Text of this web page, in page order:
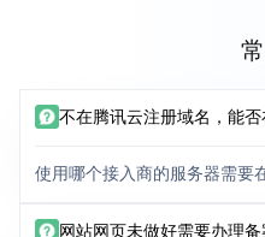
不在腾讯云注册域名，能
使用哪个接入商的服务器需要
网站网页未做好需要办理备